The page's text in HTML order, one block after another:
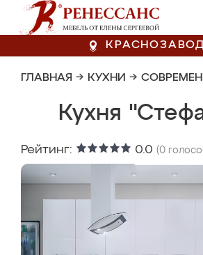
ГЛАВНАЯ → КУХНИ →
Кухня
Рейтинг: 0.0 (0